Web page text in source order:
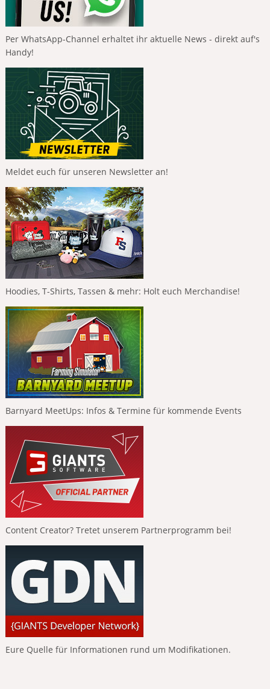
Per WhatsApp-Channel erhaltet ihr aktuelle News - direkt auf's
Handy!
Meldet euch für unseren Newsletter an!
Hoodies, T-Shirts, Tassen & mehr: Holt euch Merchandise!
Barnyard MeetUps: Infos & Termine für kommende Events
Content Creator? Tretet unserem Partnerprogramm bei!
Eure Quelle für Informationen rund um Modifikationen.